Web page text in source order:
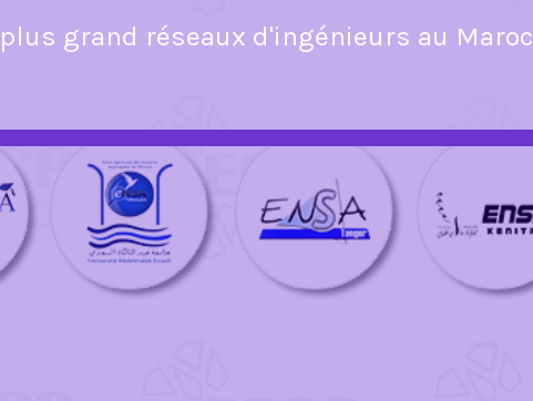
grand réseaux d'ingénieurs au Maroc